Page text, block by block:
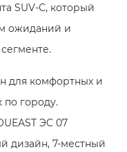
SUV-С, который
ожиданий и
для комфортных и
по городу.
ЭC 07
дизайн, 7-местный